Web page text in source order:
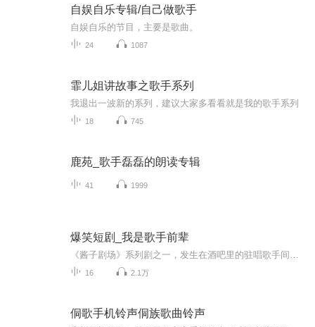
自娱自乐专辑/自己做歌手
自娱自乐的节目，主要是歌曲。
24 1087
霏儿姐讲故事之歌手系列
我退出一波新的系列，建议大家多看看就是我的歌手系列
18 745
鹿苑_歌手磊磊的朗读专辑
41 1999
爆笑短剧_我是歌手前辈
16 2.1万
侗歌手机铃声侗族歌曲铃声